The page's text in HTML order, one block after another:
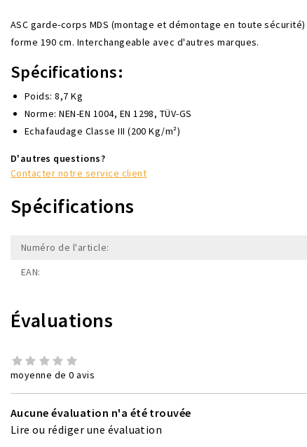
ASC garde-corps MDS (montage et démontage en toute sécurité)
forme 190 cm. Interchangeable avec d'autres marques.
Spécifications:
Poids: 8,7 Kg
Norme: NEN-EN 1004, EN 1298, TÜV-GS
Echafaudage Classe III (200 Kg/m²)
D'autres questions?
Contacter notre service client
Spécifications
Numéro de l'article:
EAN:
Évaluations
moyenne de 0 avis
Aucune évaluation n'a été trouvée
Lire ou rédiger une évaluation